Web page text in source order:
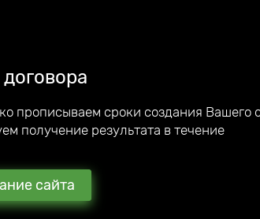
договора
прописываем сроки создания Вашего
получение результата в течение
сайта